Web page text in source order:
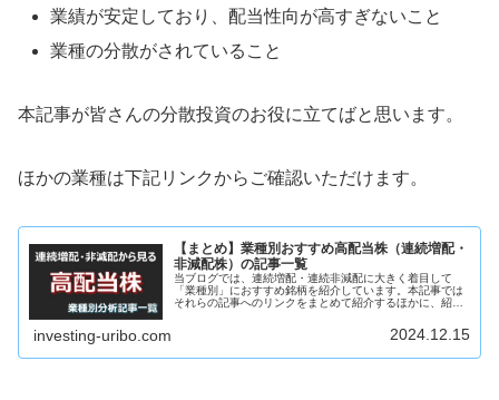
業績が安定しており、配当性向が高すぎないこと
業種の分散がされていること
本記事が皆さんの分散投資のお役に立てばと思います。
ほかの業種は下記リンクからご確認いただけます。
【まとめ】業種別おすすめ高配当株（連続増配・
非減配株）の記事一覧
当ブログでは、連続増配・連続非減配に大きく着目して
「業種別」におすすめ銘柄を紹介しています。本記事では
それらの記事へのリンクをまとめて紹介するほかに、紹介
investing-uribo.com 2024.12.15